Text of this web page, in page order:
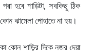
হবে শাড়িটা, সবকিছু ঠিক
ঝামেলা পোহাতে না হয়।
কোন শাড়ির দিকে নজর দেয়া